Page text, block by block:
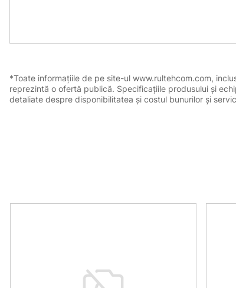
*Toate informațiile de pe site-ul www.rultehcom.com,
reprezintă o ofertă publică. Specificațiile produsului și
detaliate despre disponibilitatea și costul bunurilor și